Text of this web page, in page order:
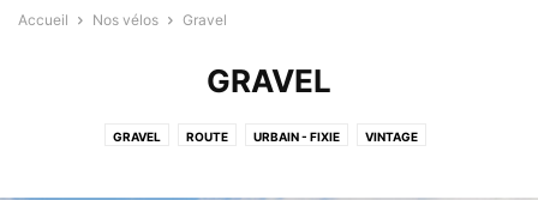
Accueil Nos vélos Gravel
GRAVEL
GRAVEL ROUTE URBAIN - FIXIE VINTAGE